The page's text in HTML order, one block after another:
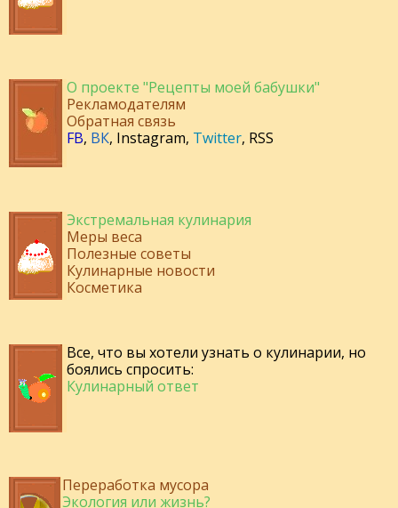
О проекте "Рецепты моей бабушки"
Рекламодателям
Обратная связь
FB, ВК, Instagram, Twitter, RSS
Экстремальная кулинария
Меры веса
Полезные советы
Кулинарные новости
Косметика
Все, что вы хотели узнать о кулинарии, но
боялись спросить:
Кулинарный ответ
Переработка мусора
Экология или жизнь?